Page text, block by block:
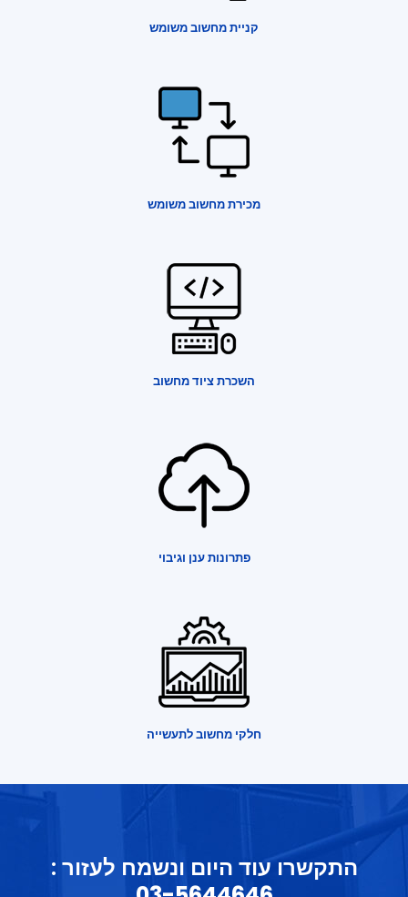
קניית מחשוב משומש
מכירת מחשוב משומש
השכרת ציוד מחשוב
פתרונות ענן וגיבוי
חלקי מחשוב לתעשייה
התקשרו עוד היום ונשמח לעזור :